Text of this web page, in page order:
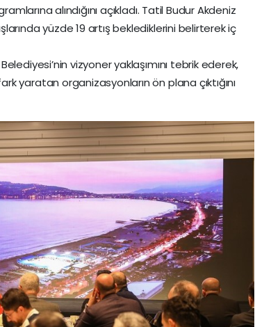
alındığını açıkladı. Tatil Budur Akdeniz
yüzde 19 artış beklediklerini belirterek iç
vizyoner yaklaşımını tebrik ederek,
yaratan organizasyonların ön plana çıktığını